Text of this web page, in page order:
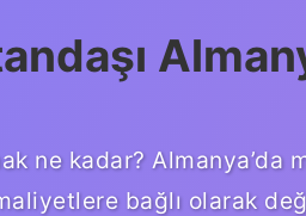
ne kadar? Almanya’da
bağlı olarak